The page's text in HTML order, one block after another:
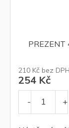
PREZENT
210 Kč bez DPH
254 Kč